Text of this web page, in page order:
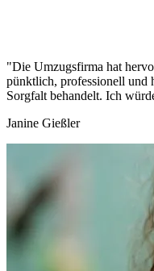
"Die Umzugsfirma hat
pünktlich, professionell und
Sorgfalt behandelt. Ich
Janine Gießler